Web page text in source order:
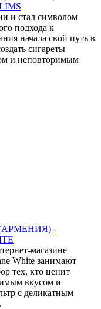
и стал символом
подхода к
начала свой путь в
сигареты
и неповторимым
-
магазине
White занимают
тех, кто ценит
вкусом и
с деликатным